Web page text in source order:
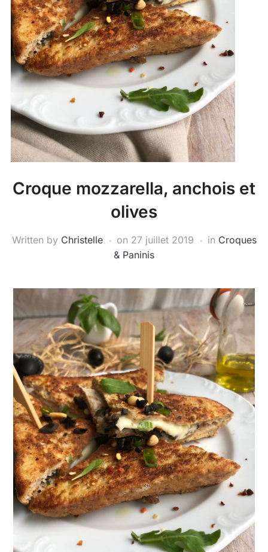
Croque mozzarella, anchois et
olives
Written by Christelle on 27 juillet 2019 in Croques
& Paninis